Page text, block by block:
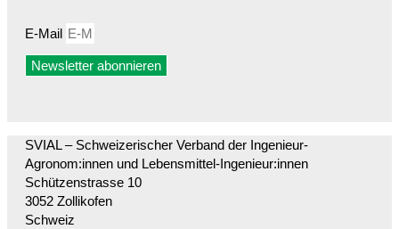
E-Mail
Newsletter abonnieren
SVIAL – Schweizerischer Verband der Ingenieur-
Agronom:innen und Lebensmittel-Ingenieur:innen
Schützenstrasse 10
3052 Zollikofen
Schweiz